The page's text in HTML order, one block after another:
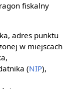
fiskalny
adres punktu
w miejscach
(NIP),